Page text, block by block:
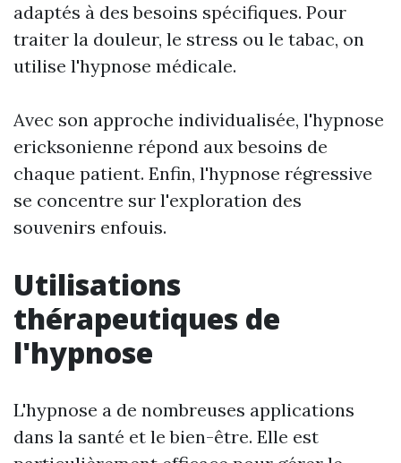
adaptés à des besoins spécifiques. Pour
traiter la douleur, le stress ou le tabac, on
utilise l'hypnose médicale.
Avec son approche individualisée, l'hypnose
ericksonienne répond aux besoins de
chaque patient. Enfin, l'hypnose régressive
se concentre sur l'exploration des
souvenirs enfouis.
Utilisations
thérapeutiques de
l'hypnose
L'hypnose a de nombreuses applications
dans la santé et le bien-être. Elle est